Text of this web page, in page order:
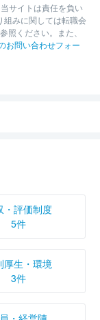
サイトは責任を負い
組みに関しては転職会
照ください。また、
お問い合わせフォー
・評価制度
5件
厚生・環境
3件